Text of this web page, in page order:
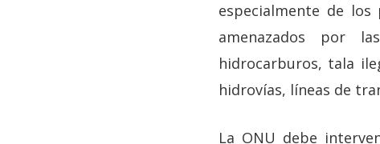
especialmente de
amenazados por
hidrocarburos, tala
hidrovías, líneas de
La ONU debe